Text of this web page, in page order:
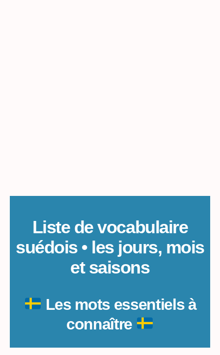
Liste de vocabulaire
suédois • les jours, mois
et saisons
Les mots essentiels à
connaître